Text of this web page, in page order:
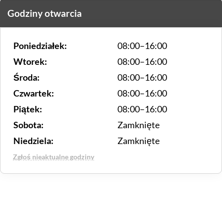
Godziny otwarcia
Poniedziałek:
08:00–16:00
Wtorek:
08:00–16:00
Środa:
08:00–16:00
Czwartek:
08:00–16:00
Piątek:
08:00–16:00
Sobota:
Zamknięte
Niedziela:
Zamknięte
Zgłoś nieaktualne godziny